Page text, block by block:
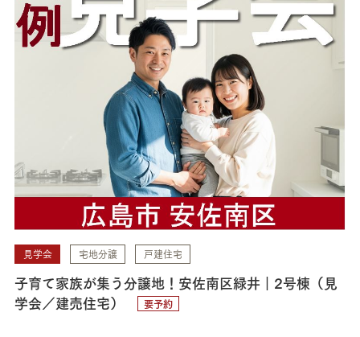
見学会 宅地分譲 戸建住宅
子育て家族が集う分譲地！安佐南区緑井｜2号棟（見
学会／建売住宅）
要予約